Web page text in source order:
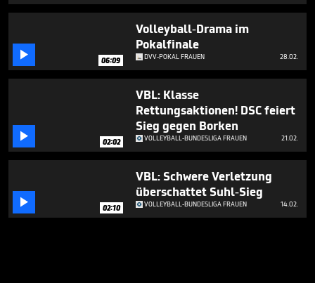
 06:09
Volleyball-Drama im
Pokalfinale
DVV-POKAL FRAUEN 28.02.
 02:02
VBL: Klasse
Rettungsaktionen! DSC feiert
Sieg gegen Borken
VOLLEYBALL-BUNDESLIGA FRAUEN 21.02.
 02:10
VBL: Schwere Verletzung
überschattet Suhl-Sieg
VOLLEYBALL-BUNDESLIGA FRAUEN 14.02.